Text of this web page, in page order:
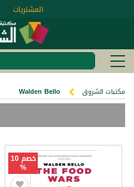
المشتريات
مكتبات الشروق Walden Bello
خصم 10
%